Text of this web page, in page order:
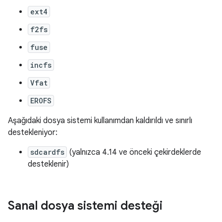
ext4
f2fs
fuse
incfs
Vfat
EROFS
Aşağıdaki dosya sistemi kullanımdan kaldırıldı ve sınırlı
destekleniyor:
sdcardfs (yalnızca 4.14 ve önceki çekirdeklerde
desteklenir)
Sanal dosya sistemi desteği